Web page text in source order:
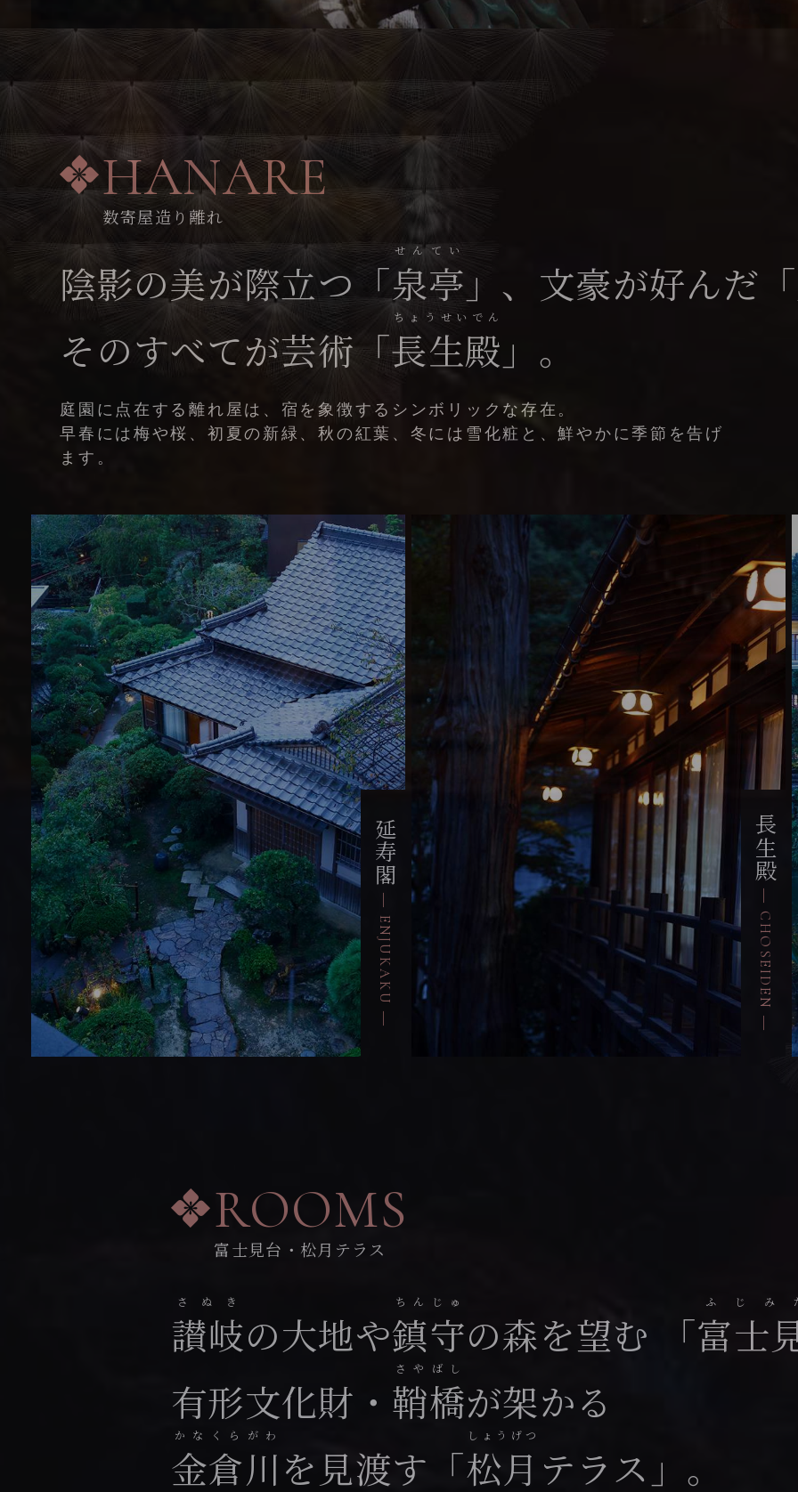
HANARE
数寄屋造り離れ
陰影の美が際立つ「泉亭
せんてい
」、 文豪が好んだ「
そのすべてが芸術「長生殿
ちょうせいでん
」。
庭園に点在する離れ屋は、宿を象徴するシンボリックな存在。
早春には梅や桜、初夏の新緑、秋の紅葉、冬には雪化粧と、鮮やかに季節を告げ
ます。
延寿閣
― ENJUKAKU ―
長生殿
― CHOSEIDEN ―
ROOMS
富士見台・松月テラス
讃岐
さぬき
の大地や鎮守
ちんじゅ
の森を望む 「富士
ふじみ
有形文化財・ 鞘橋
さやばし
が架かる
金倉川
かなくらがわ
を見渡す「松月
しょうげつ
テラス」。